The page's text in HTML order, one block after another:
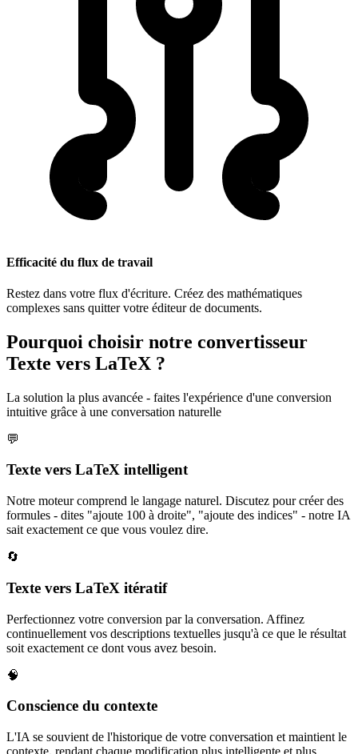
Efficacité du flux de travail
Restez dans votre flux d'écriture. Créez des mathématiques
complexes sans quitter votre éditeur de documents.
Pourquoi choisir notre convertisseur
Texte vers LaTeX ?
La solution la plus avancée - faites l'expérience d'une conversion
intuitive grâce à une conversation naturelle
💬
Texte vers LaTeX intelligent
Notre moteur comprend le langage naturel. Discutez pour créer des
formules - dites "ajoute 100 à droite", "ajoute des indices" - notre IA
sait exactement ce que vous voulez dire.
🔄
Texte vers LaTeX itératif
Perfectionnez votre conversion par la conversation. Affinez
continuellement vos descriptions textuelles jusqu'à ce que le résultat
soit exactement ce dont vous avez besoin.
🧠
Conscience du contexte
L'IA se souvient de l'historique de votre conversation et maintient le
contexte, rendant chaque modification plus intelligente et plus